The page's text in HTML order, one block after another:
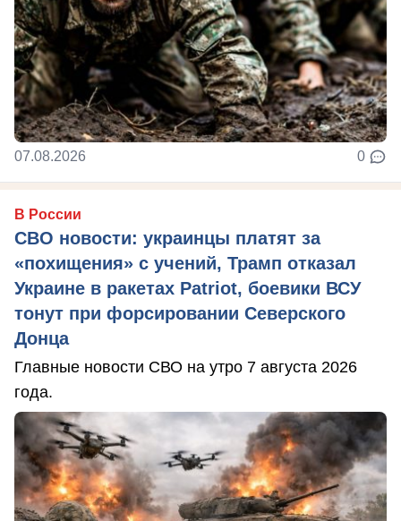
07.08.2026 0
В России
СВО новости: украинцы платят за
«похищения» с учений, Трамп отказал
Украине в ракетах Patriot, боевики ВСУ
тонут при форсировании Северского
Донца
Главные новости СВО на утро 7 августа 2026
года.